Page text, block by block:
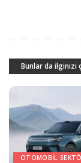
Bunlar da ilginizi
OTOMOBIL